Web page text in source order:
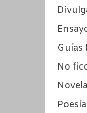
Guías
No
Novela
Poesía